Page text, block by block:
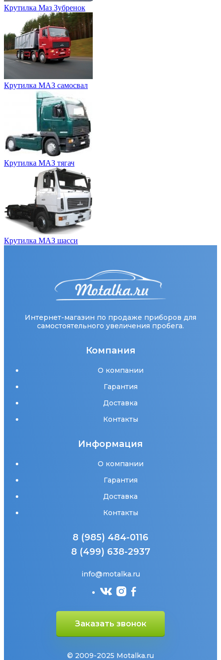
Крутилка Маз Зубренок
Крутилка МАЗ самосвал
Крутилка МАЗ тягач
Крутилка МАЗ шасси
Интернет-магазин по продаже приборов для
самостоятельного увеличения пробега.
Компания
О компании
Гарантия
Доставка
Контакты
Информация
О компании
Гарантия
Доставка
Контакты
8 (985) 484-0116
8 (499) 638-2937
info@motalka.ru
Заказать звонок
© 2009-2025 Motalka.ru